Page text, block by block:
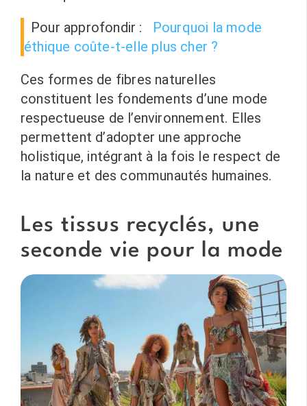
Pour approfondir :
Pourquoi la mode
éthique coûte-t-elle plus cher ?
Ces formes de fibres naturelles
constituent les fondements d’une mode
respectueuse de l’environnement. Elles
permettent d’adopter une approche
holistique, intégrant à la fois le respect de
la nature et des communautés humaines.
Les tissus recyclés, une
seconde vie pour la mode